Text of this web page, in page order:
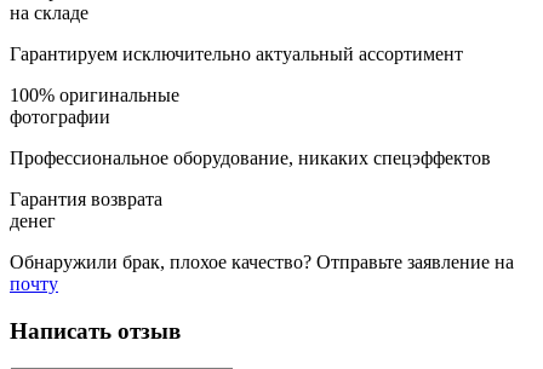
на складе
Гарантируем исключительно актуальный ассортимент
100% оригинальные
фотографии
Профессиональное оборудование, никаких спецэффектов
Гарантия возврата
денег
Обнаружили брак, плохое качество? Отправьте заявление на
почту
Написать отзыв